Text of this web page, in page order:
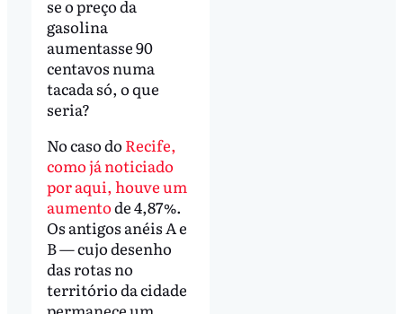
se o preço da
gasolina
aumentasse 90
centavos numa
tacada só, o que
seria?
No caso do Recife,
como já noticiado
por aqui, houve um
aumentode 4,87%.
Os antigos anéis A e
B — cujo desenho
das rotas no
território da cidade